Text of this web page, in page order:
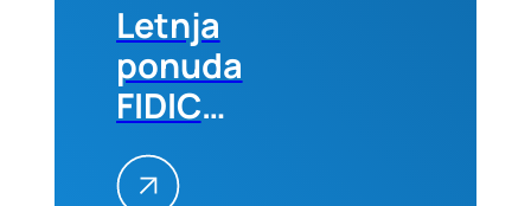
Letnja
ponuda
FIDIC
izdanja